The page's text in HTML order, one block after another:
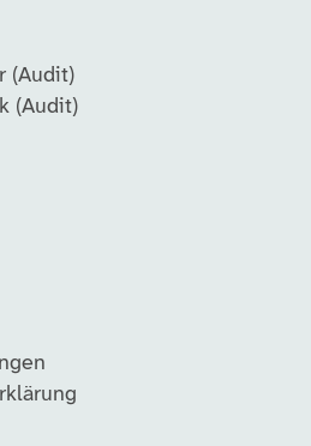
(Audit)
(Audit)